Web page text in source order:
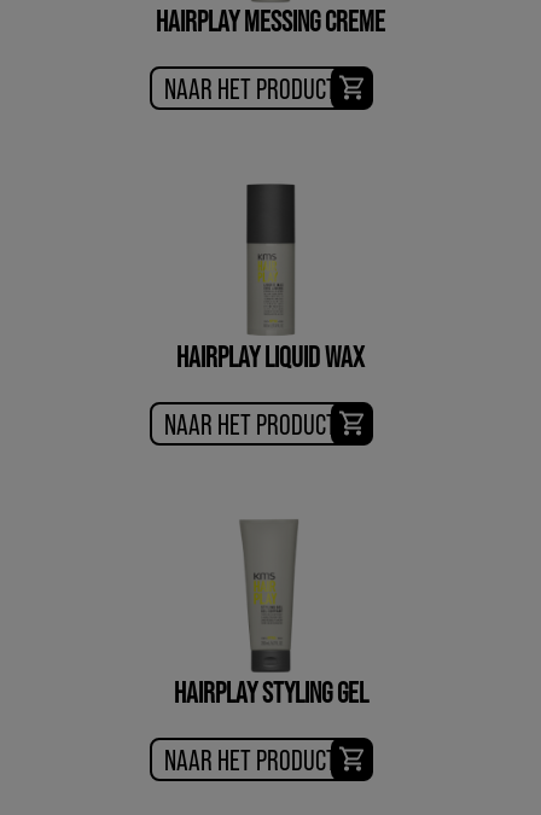
HAIRPLAY MESSING CREME
NAAR HET PRODUCT
HAIRPLAY LIQUID WAX
NAAR HET PRODUCT
HAIRPLAY STYLING GEL
NAAR HET PRODUCT